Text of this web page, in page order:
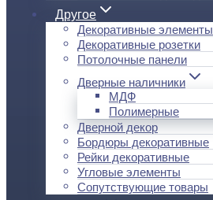
Другое
Декоративные элементы
Декоративные розетки
Потолочные панели
Дверные наличники
МДФ
Полимерные
Дверной декор
Бордюры декоративные
Рейки декоративные
Угловые элементы
Сопутствующие товары